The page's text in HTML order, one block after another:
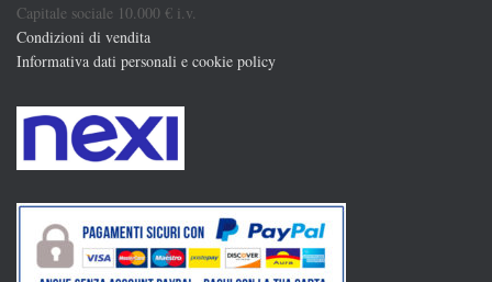
Capitale sociale 10.000 € i.v.
Condizioni di vendita
Informativa dati personali e cookie policy